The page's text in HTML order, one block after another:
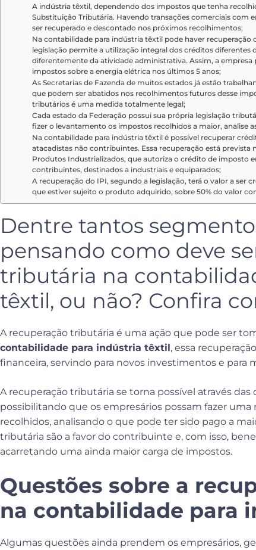
A indústria têxtil, dependendo dos impostos que tenha
Substituição Tributária. Havendo transações comerciais com
ser recuperado e descontado nos próximos recolhimentos;
Na contabilidade para indústria têxtil pode haver recuperação
legislação permite a utilização integral dos créditos diferentes
diferentemente da atividade administrativa. Assim, a
impostos sobre a energia elétrica nos últimos 5 anos;
As Secretarias de Fazenda de muitos estados já estão
que podem ser abatidos nos recolhimentos futuros desse
tributários é uma medida totalmente legal;
Cada estado da Federação possui sua própria legislação
fizer o levantamento os impostos recolhidos a maior, analise
Na contabilidade para indústria têxtil é possível recuperar
atacadistas não contribuintes. Essa recuperação está
Produtos Industrializados, que autoriza o crédito de imposto
contribuintes, destinados a industriais e equiparados;
A recuperação do IPI, segundo a legislação, terá o valor a ser
que estiver sujeito o produto adquirido, sobre 50% do valor
Dentre tantos
pensando como deve
tributária na
têxtil, ou não? Confira
A recuperação tributária é uma ação que pode ser
contabilidade para indústria têxtil , essa
financeira, servindo para novos investimentos e para
A recuperação tributária se torna possível através
possibilitando que os empresários possam fazer
recolhidos, analisando o que pode ter sido pago a
tributária são a favor do contribuinte e, com isso,
acarretando uma ainda maior carga de impostos.
Questões sobre a
na contabilidade para
Algumas questões ainda prendem os empresários,